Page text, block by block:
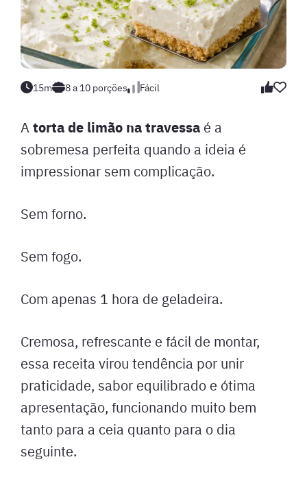
15m 8 a 10 porções Fácil
A torta de limão na travessa é a
sobremesa perfeita quando a ideia é
impressionar sem complicação.
Sem forno.
Sem fogo.
Com apenas 1 hora de geladeira.
Cremosa, refrescante e fácil de montar,
essa receita virou tendência por unir
praticidade, sabor equilibrado e ótima
apresentação, funcionando muito bem
tanto para a ceia quanto para o dia
seguinte.